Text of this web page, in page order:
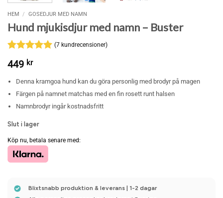
HEM / GOSEDJUR MED NAMN
Hund mjukisdjur med namn – Buster
Betygsatt
av 5
kundrecensioner
(7 kundrecensioner)
449 kr
Denna kramgoa hund kan du göra personlig med brodyr på magen
Färgen på namnet matchas med en fin rosett runt halsen
Namnbrodyr ingår kostnadsfritt
Slut i lager
Köp nu, betala senare med:
Blixtsnabb produktion & leverans | 1-2 dagar